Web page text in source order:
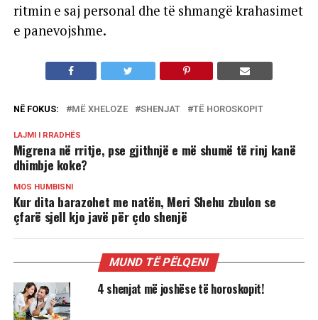
ritmin e saj personal dhe të shmangë krahasimet
e panevojshme.
NË FOKUS: MË XHELOZE SHENJAT TË HOROSKOPIT
LAJMI I RRADHËS
Migrena në rritje, pse gjithnjë e më shumë të rinj kanë
dhimbje koke?
MOS HUMBISNI
Kur dita barazohet me natën, Meri Shehu zbulon se
çfarë sjell kjo javë për çdo shenjë
MUND TË PËLQENI
4 shenjat më joshëse të horoskopit!